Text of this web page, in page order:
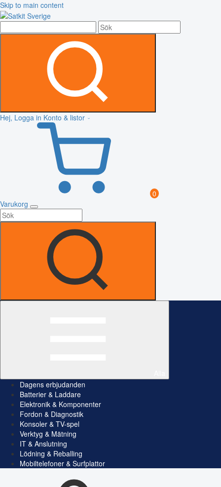
Skip to main content
Hej, Logga in Konto & listor
0
Varukorg
Dagens erbjudanden
Batterier & Laddare
Elektronik & Komponenter
Fordon & Diagnostik
Konsoler & TV-spel
Verktyg & Mätning
IT & Anslutning
Lödning & Reballing
Mobiltelefoner & Surfplattor